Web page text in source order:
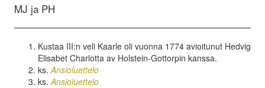
MJ ja PH
Kustaa III:n veli Kaarle oli vuonna 1774 avioitunut Hedvig
Elisabet Charlotta av Holstein-Gottorpin kanssa.
ks. Ansioluettelo
ks. Ansioluettelo